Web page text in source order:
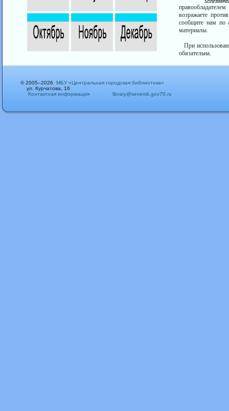
возражаете
сообщите нам по
материалы.
При
обязательна.
© 2005–2026 МБУ «Центральная городская библиотека»
ул. Курчатова, 16
Контактная информация
library@seversk.gov70.ru